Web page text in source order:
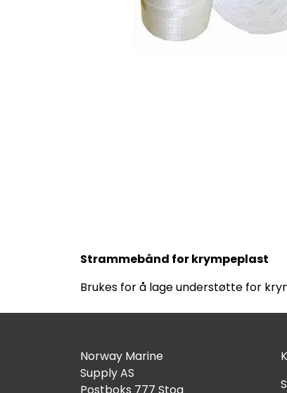
Strammebånd for krympeplast
Brukes for å lage understøtte for
Norway Marine
Supply AS